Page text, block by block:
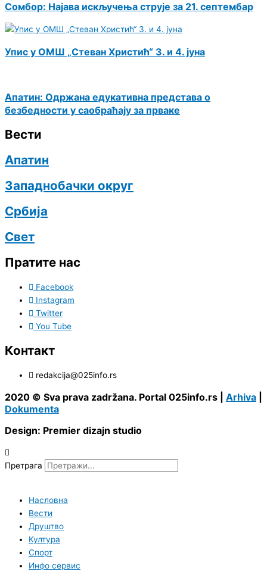
Сомбор: Најава искључења струје за 21. септембар
Упис у ОМШ „Стеван Христић“ 3. и 4. јуна
Апатин: Одржана едукативна представа о
безбедности у саобраћају за прваке
Вести
Апатин
Западнобачки округ
Србија
Свет
Пратите нас
Facebook
Instagram
Twitter
You Tube
Контакт
redakcija@025info.rs
2020 © Sva prava zadržana. Portal 025info.rs | Arhiva
Dokumenta
Design: Premier dizajn studio
Претрага
Насловна
Вести
Друштво
Култура
Спорт
Инфо сервис